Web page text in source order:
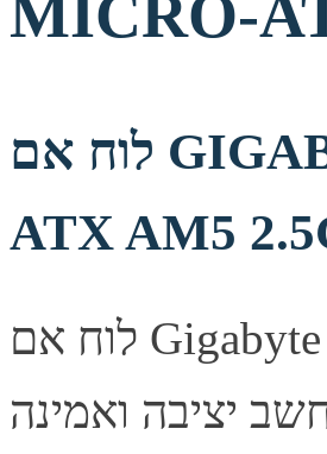
MICRO-
לוח אם GIGABYTE B850M DS3H DDR5 MICRO-
ATX AM5
לוח אם Gigabyte סדרת B850M, מספק יציבות ואמינות לבניית